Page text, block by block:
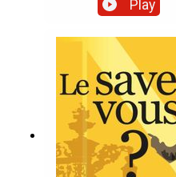
raconté par Jean-
articles réalisés par
Play